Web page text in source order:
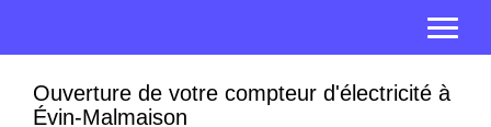
Ouverture de votre compteur d'électricité à
Évin-Malmaison